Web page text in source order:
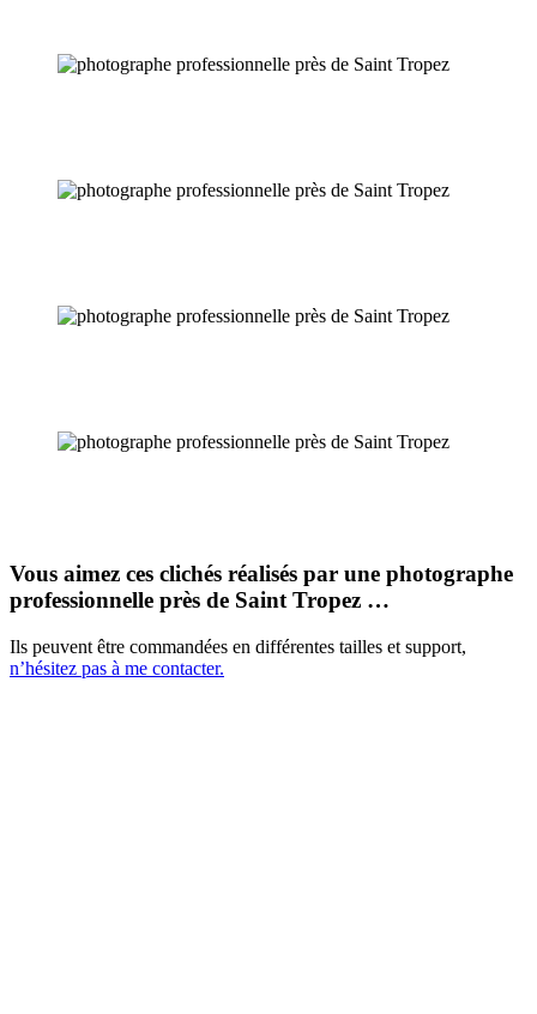
Vous aimez ces clichés réalisés par une photographe
professionnelle près de Saint Tropez …
Ils peuvent être commandées en différentes tailles et support,
n’hésitez pas à me contacter.